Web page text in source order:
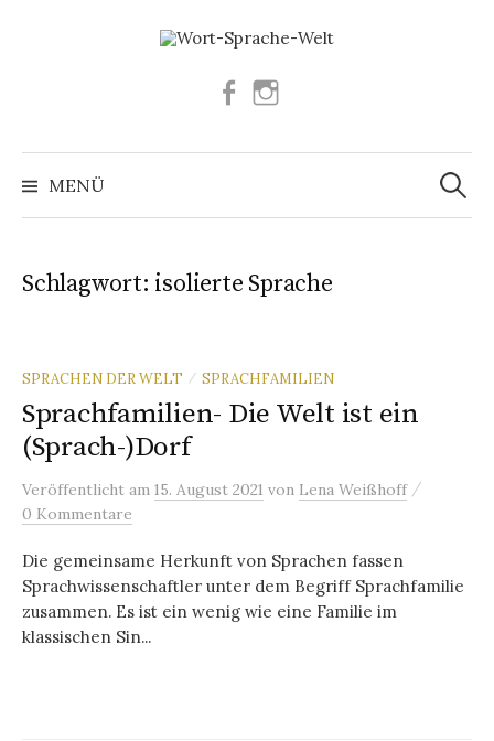
Facebook
MENÜ
Suchen
nach:
Schlagwort: isolierte Sprache
SPRACHEN DER WELT / SPRACHFAMILIEN
Sprachfamilien- Die Welt ist ein
(Sprach-)Dorf
Veröffentlicht am 15. August 2021 von Lena Weißhoff /
0 Kommentare
Die gemeinsame Herkunft von Sprachen fassen
Sprachwissenschaftler unter dem Begriff Sprachfamilie
zusammen. Es ist ein wenig wie eine Familie im
klassischen Sin...